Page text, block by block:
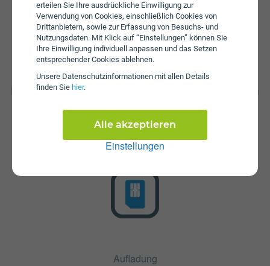
erteilen Sie Ihre ausdrückliche Einwilligung zur
Verwendung von Cookies, einschließlich Cookies von
Drittanbietern, sowie zur Erfassung von Besuchs- und
Nutzungsdaten. Mit Klick auf “Einstellungen” können Sie
Ihre Einwilligung individuell anpassen und das Setzen
entsprechender Cookies ablehnen.
Unsere Daten­schutz­informationen mit allen Details
finden Sie hier.
Einstellungen
Alle akzeptieren
Startpaket
Die SIM-Karte ist im bob startpaket enthalten. Dieses kann
Starpaket sind 1000 Einheiten enthalten, die zum
Telefonieren, Versenden von SMS oder als Daten (MB)
genutzt werden können. Die Gültigkeit der Einheiten
beträgt 30 Tage.
Aufladung